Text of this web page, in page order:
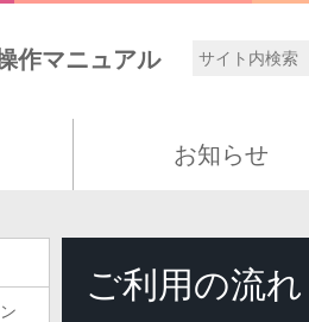
作マニュアル
お知らせ
ご利用の流れ